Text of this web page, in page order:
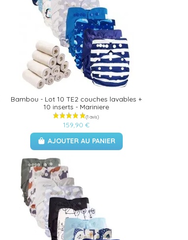
Bambou - Lot 10 TE2 couches lavables +
10 inserts - Mariniere
159,90 €
AJOUTER AU PANIER